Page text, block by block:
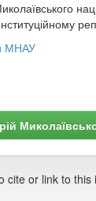
МНАУ
cite or link to this